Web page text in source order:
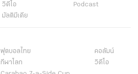
วิดีโอ
Podcast
มัลติมีเดีย
ฟุตบอลไทย
คอลัมน์
กีฬาโลก
วิดีโอ